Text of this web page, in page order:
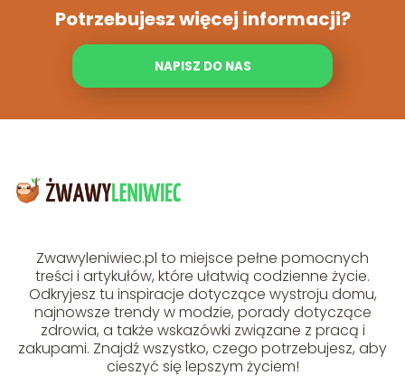
Potrzebujesz więcej informacji?
NAPISZ DO NAS
Zwawyleniwiec.pl to miejsce pełne pomocnych
treści i artykułów, które ułatwią codzienne życie.
Odkryjesz tu inspiracje dotyczące wystroju domu,
najnowsze trendy w modzie, porady dotyczące
zdrowia, a także wskazówki związane z pracą i
zakupami. Znajdź wszystko, czego potrzebujesz, aby
cieszyć się lepszym życiem!